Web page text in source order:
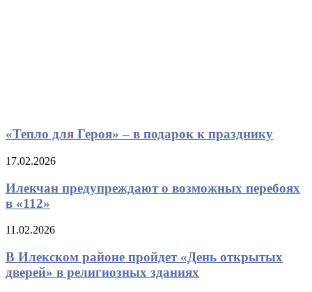
«Тепло для Героя» – в подарок к празднику
17.02.2026
Илекчан предупреждают о возможных перебоях
в «112»
11.02.2026
В Илекском районе пройдет «День открытых
дверей» в религиозных зданиях